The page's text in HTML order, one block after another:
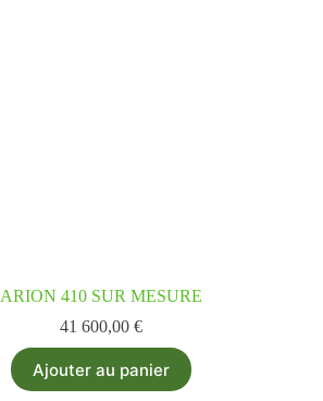
ARION 410 SUR MESURE
41 600,00 €
Ajouter au panier